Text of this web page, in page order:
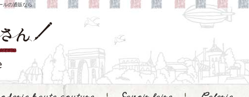
ルの通販なら